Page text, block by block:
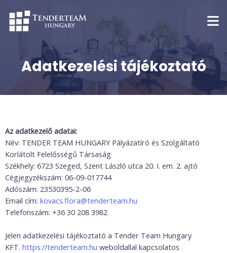
content
Adatkezelési tájékoztató
Az adatkezelő adatai:
Név: TENDER TEAM HUNGARY Pályázatíró és Szolgáltató
Korlátolt Felelősségű Társaság
Székhely: 6723 Szeged, Szent László utca 20. I. em. 2. ajtó
Cégjegyzékszám: 06-09-017744
Adószám: 23530395-2-06
Email cím: kovacs.flora@tenderteam.hu
Telefonszám: +36 30 208 3982
Jelen adatkezelési tájékoztató a Tender Team Hungary
KFT. https://tenderteam.hu weboldallal kapcsolatos